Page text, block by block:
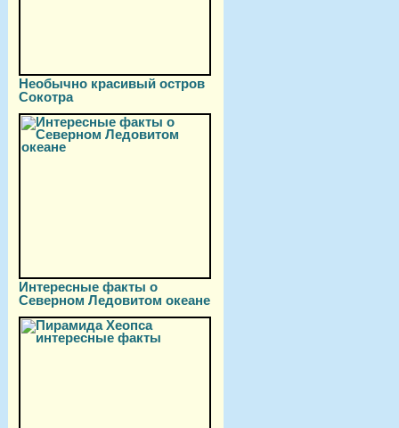
Необычно красивый остров
Сокотра
Интересные факты о
Северном Ледовитом океане